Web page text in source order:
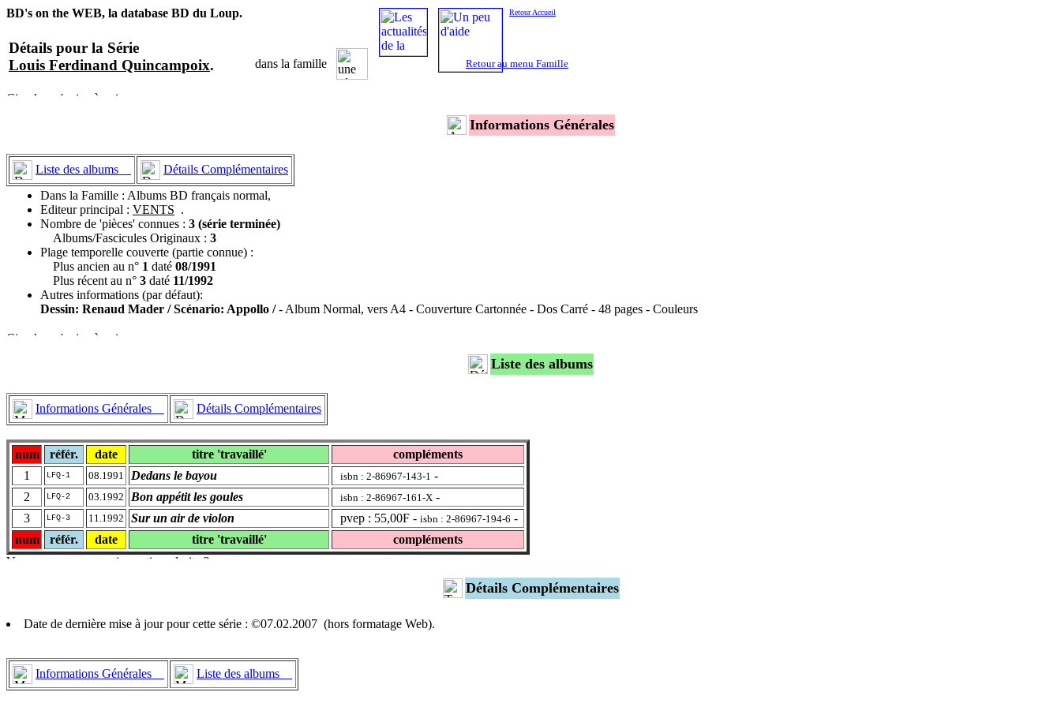
BD's on the WEB, la database BD du Loup.
Détails pour la Série
Louis Ferdinand Quincampoix. dans la famille Retour au menu Famille
Informations Générales
Liste des albums
Détails Complémentaires
Dans la Famille : Albums BD français normal,
Editeur principal : VENTS .
Nombre de 'pièces' connues : 3 (série terminée)
Albums/Fascicules Originaux : 3
Plage temporelle couverte (partie connue) :
Plus ancien au n° 1 daté 08/1991
Plus récent au n° 3 daté 11/1992
Autres informations (par défaut):
Dessin: Renaud Mader / Scénario: Appollo /- Album Normal, vers A4 - Couverture Cartonnée - Dos Carré - 48 pages - Couleurs
Liste des albums
Informations Générales Détails Complémentaires
num référ. date titre 'travaillé'
compléments
1
LFQ-1 08.1991 Dedans le bayou isbn : 2-86967-143-1 -
2
LFQ-2 03.1992 Bon appétit les goules isbn : 2-86967-161-X -
3
LFQ-3 11.1992 Sur un air de violon pvep : 55,00F - isbn : 2-86967-194-6 -
num
référ. date titre 'travaillé' compléments
Détails Complémentaires
Date de dernière mise à jour pour cette série : ©07.02.2007 (hors formatage Web).
Informations Générales Liste des albums
Retour Accueil